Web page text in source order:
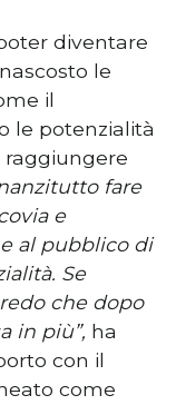
diventare
le
il
le potenzialità
raggiungere
fare
e
al pubblico di
Se
che dopo
in più”, ha
con il
come